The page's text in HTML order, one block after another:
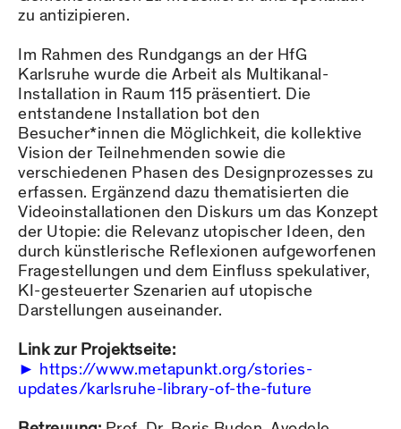
zu antizipieren.
Im Rahmen des Rundgangs an der HfG
Karlsruhe wurde die Arbeit als Multikanal-
Installation in Raum 115 präsentiert. Die
entstandene Installation bot den
Besucher*innen die Möglichkeit, die kollektive
Vision der Teilnehmenden sowie die
verschiedenen Phasen des Designprozesses zu
erfassen. Ergänzend dazu thematisierten die
Videoinstallationen den Diskurs um das Konzept
der Utopie: die Relevanz utopischer Ideen, den
durch künstlerische Reflexionen aufgeworfenen
Fragestellungen und dem Einfluss spekulativer,
KI-gesteuerter Szenarien auf utopische
Darstellungen auseinander.
Link zur Projektseite:
https://www.metapunkt.org/stories-
updates/karlsruhe-library-of-the-future